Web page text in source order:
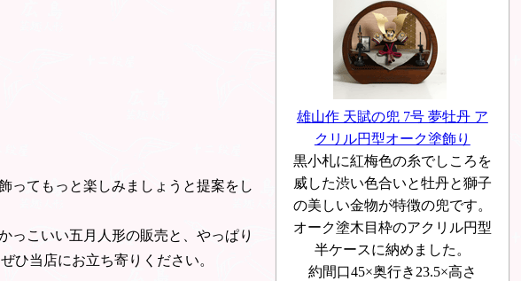
ってもっと楽しみましょうと提案をし
っこいい五月人形の販売と、やっぱり
ひ当店にお立ち寄りください。
雄山作 天賦の兜 7号 夢牡丹 ア
クリル円型オーク塗飾り
黒小札に紅梅色の糸でしころを
威した渋い色合いと牡丹と獅子
の美しい金物が特徴の兜です。
オーク塗木目枠のアクリル円型
半ケースに納めました。
約間口45×奥行き23.5×高さ